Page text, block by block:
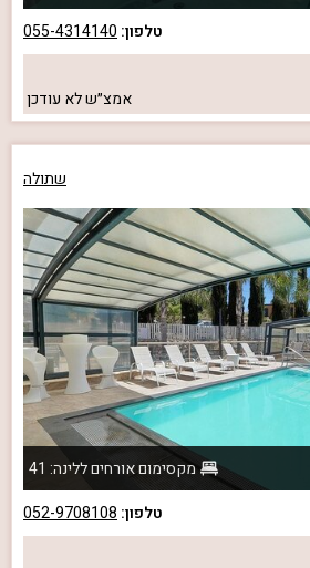
טלפון: 055-4314140
אמצ״שלא עודכן
שתולה
מקסימום אורחים ללינה: 41
טלפון: 052-9708108